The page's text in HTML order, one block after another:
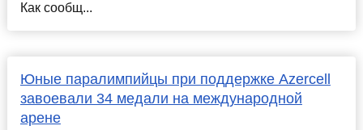
Как сообщ...
Юные паралимпийцы при поддержке Azercell
завоевали 34 медали на международной
арене